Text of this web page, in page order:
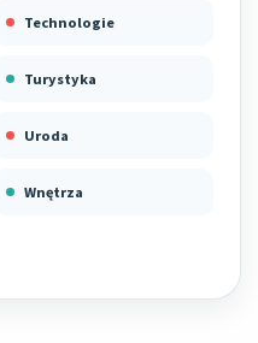
Technologie
Turystyka
Uroda
Wnętrza